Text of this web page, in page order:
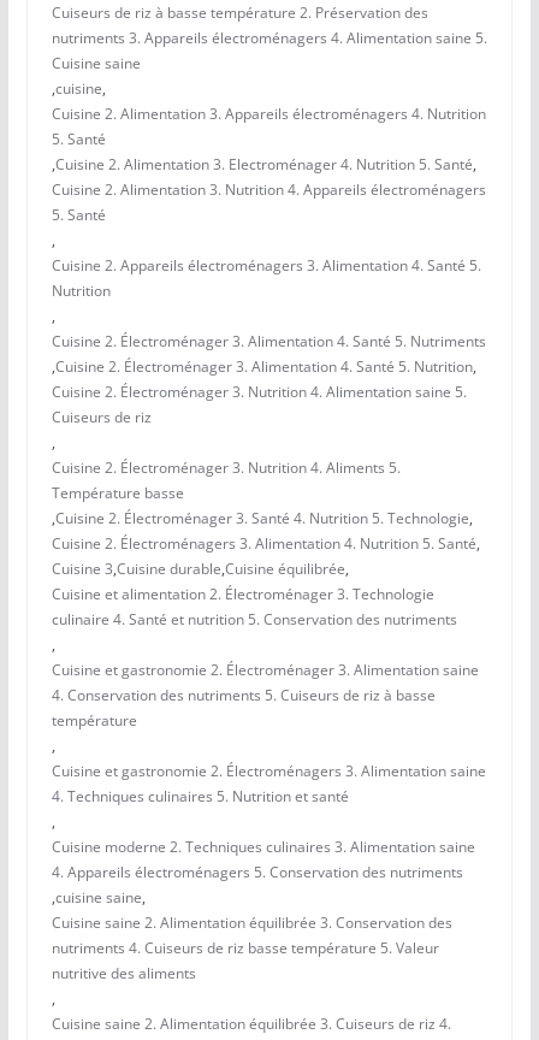
Cuiseurs de riz à basse température 2. Préservation des
nutriments 3. Appareils électroménagers 4. Alimentation saine 5.
Cuisine saine
,cuisine,
Cuisine 2. Alimentation 3. Appareils électroménagers 4. Nutrition
5. Santé
,Cuisine 2. Alimentation 3. Electroménager 4. Nutrition 5. Santé,
Cuisine 2. Alimentation 3. Nutrition 4. Appareils électroménagers
5. Santé
,
Cuisine 2. Appareils électroménagers 3. Alimentation 4. Santé 5.
Nutrition
,
Cuisine 2. Électroménager 3. Alimentation 4. Santé 5. Nutriments
,Cuisine 2. Électroménager 3. Alimentation 4. Santé 5. Nutrition,
Cuisine 2. Électroménager 3. Nutrition 4. Alimentation saine 5.
Cuiseurs de riz
,
Cuisine 2. Électroménager 3. Nutrition 4. Aliments 5.
Température basse
,Cuisine 2. Électroménager 3. Santé 4. Nutrition 5. Technologie,
Cuisine 2. Électroménagers 3. Alimentation 4. Nutrition 5. Santé,
Cuisine 3,Cuisine durable,Cuisine équilibrée,
Cuisine et alimentation 2. Électroménager 3. Technologie
culinaire 4. Santé et nutrition 5. Conservation des nutriments
,
Cuisine et gastronomie 2. Électroménager 3. Alimentation saine
4. Conservation des nutriments 5. Cuiseurs de riz à basse
température
,
Cuisine et gastronomie 2. Électroménagers 3. Alimentation saine
4. Techniques culinaires 5. Nutrition et santé
,
Cuisine moderne 2. Techniques culinaires 3. Alimentation saine
4. Appareils électroménagers 5. Conservation des nutriments
,cuisine saine,
Cuisine saine 2. Alimentation équilibrée 3. Conservation des
nutriments 4. Cuiseurs de riz basse température 5. Valeur
nutritive des aliments
,
Cuisine saine 2. Alimentation équilibrée 3. Cuiseurs de riz 4.